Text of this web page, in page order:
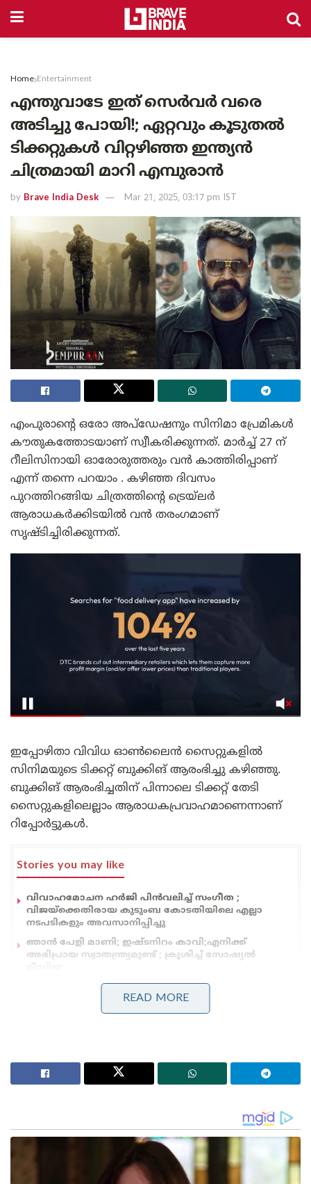
Home Entertainment
എന്തുവാടേ ഇത് സെർവർ വരെ
അടിച്ചു പോയി!; ഏറ്റവും കൂടുതൽ
ടിക്കറ്റുകൾ വിറ്റഴിഞ്ഞ ഇന്ത്യൻ
ചിത്രമായി മാറി എമ്പുരാൻ
by Brave India Desk Mar 21, 2025, 03:17 pm IST
എംപുരാന്റെ ഒരോ അപ്‌ഡേഷനും സിനിമാ പ്രേമികൾ
കൗതുകത്തോടയാണ് സ്വീകരിക്കുന്നത്. മാർച്ച് 27 ന്
റീലിസിനായി ഓരോരുത്തരും വൻ കാത്തിരിപ്പാണ്
എന്ന് തന്നെ പറയാം . കഴിഞ്ഞ ദിവസം
പുറത്തിറങ്ങിയ ചിത്രത്തിന്റെ ട്രെയ്‌ലർ
ആരാധകർക്കിടയിൽ വൻ തരംഗമാണ്
സൃഷ്ടിച്ചിരിക്കുന്നത്.
ഇപ്പോഴിതാ വിവിധ ഓൺലൈൻ സൈറ്റുകളിൽ
സിനിമയുടെ ടിക്കറ്റ് ബുക്കിങ് ആരംഭിച്ചു കഴിഞ്ഞു.
ബുക്കിങ് ആരംഭിച്ചതിന് പിന്നാലെ ടിക്കറ്റ് തേടി
സൈറ്റുകളിലെല്ലാം ആരാധകപ്രവാഹമാണെന്നാണ്
റിപ്പോർട്ടുകൾ.
Stories you may like
വിവാഹമോചന ഹർജി പിൻവലിച്ച് സംഗീത ;
വിജയ്ക്കെതിരായ കുടുംബ കോടതിയിലെ എല്ലാ
നടപടികളും അവസാനിപ്പിച്ചു
ഞാൻ പേളി മാണി; ഇഷ്ടനിറം കാവി;എനിക്ക്
അഭിപ്രായ സ്വാതന്ത്ര്യമുണ്ട് ; ക്രൂശിച്ച്‌ സോഷ്യൽ
ഇന്ന് രാവിലെ തന്നെ ചിത്രത്തിന്റെ അഡ്വാൻസ്
നടന്നത്. ഇതിനു പുറമേ ഒരു റെക്കോർഡ് കൂടി
ചിത്രത്തിന് ലഭിച്ചിരിക്കുന്നത്.
ഏറ്റവുമധികം ടിക്കറ്റുകൾ ബുക്ക് ചെയ്യപ്പെട്ട ആദ്യ
ഇന്ത്യൻ ചിത്രമായി എംപുരാൻ മാറി. വിജയ്യുടെ ലിയോ,
അല്ലു അർജുന്റെ പുഷ്പ 2 എന്നിവയുടെ റെക്കോഡ്
ആണ് എംപുരാൻ നിമിഷങ്ങൾകൊണ്ട് തകർത്തു
READ MORE